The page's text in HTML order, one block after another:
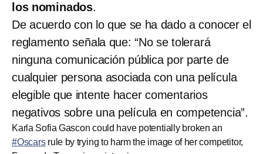
los nominados.
De acuerdo con lo que se ha dado a conocer el
reglamento señala que: “No se tolerará
ninguna comunicación pública por parte de
cualquier persona asociada con una película
elegible que intente hacer comentarios
negativos sobre una película en competencia”.
Karla Sofia Gascon could have potentially broken an
#Oscarsrule by trying to harm the image of her competitor,